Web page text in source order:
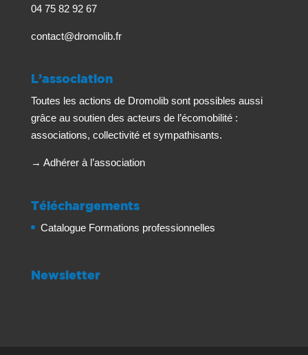
04 75 82 92 67
contact@dromolib.fr
L’association
Toutes les actions de Dromolib sont possibles aussi
grâce au soutien des acteurs de l’écomobilité :
associations, collectivité et sympathisants.
→ Adhérer à l’association
Téléchargements
Catalogue Formations professionnelles
Newsletter